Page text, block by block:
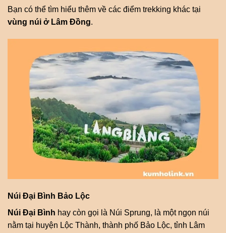
Bạn có thể tìm hiểu thêm về các điểm trekking khác tại
vùng núi ở Lâm Đồng.
Núi Đại Bình Bảo Lộc
Núi Đại Bình hay còn gọi là Núi Sprung, là một ngọn núi
nằm tại huyện Lộc Thành, thành phố Bảo Lộc, tỉnh Lâm